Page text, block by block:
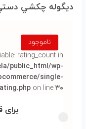
ديگوله چکشي
ناموجود
rating_count in
public_html/wp-
single-
on line۳۰